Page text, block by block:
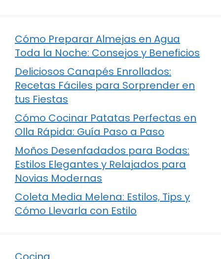
Cómo Preparar Almejas en Agua
Toda la Noche: Consejos y Beneficios
Deliciosos Canapés Enrollados:
Recetas Fáciles para Sorprender en
tus Fiestas
Cómo Cocinar Patatas Perfectas en
Olla Rápida: Guía Paso a Paso
Moños Desenfadados para Bodas:
Estilos Elegantes y Relajados para
Novias Modernas
Coleta Media Melena: Estilos, Tips y
Cómo Llevarla con Estilo